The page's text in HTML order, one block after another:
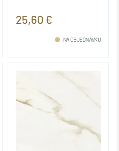
25,60 €
NA OBJEDNÁVKU